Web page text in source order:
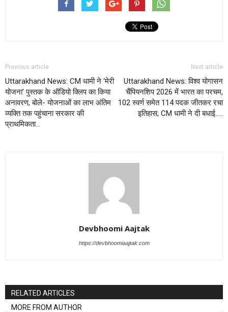
Previous article
Uttarakhand News: CM धामी ने ‘मेरी
योजना’ पुस्तक के ऑडियो क्लिप का किया
अनावरण, बोले- योजनाओं का लाभ अंतिम
व्यक्ति तक पहुंचाना सरकार की
प्राथमिकता…
Next article
Uttarakhand News: विश्व योगासन
चैंपियनशिप 2026 में भारत का परचम,
102 स्वर्ण समेत 114 पदक जीतकर रचा
इतिहास; CM धामी ने दी बधाई…..
Devbhoomi Aajtak
https://devbhoomiaajtak.com
RELATED ARTICLES
MORE FROM AUTHOR